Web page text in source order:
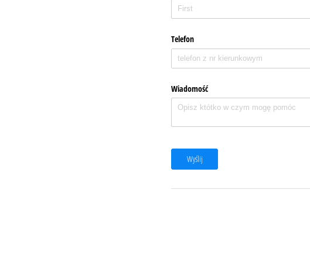
Telefon
Wiadomość
Wyślij